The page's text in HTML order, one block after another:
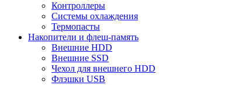
Контроллеры
Системы охлаждения
Термопасты
Накопители и флеш-память
Внешние HDD
Внешние SSD
Чехол для внешнего HDD
Флэшки USB